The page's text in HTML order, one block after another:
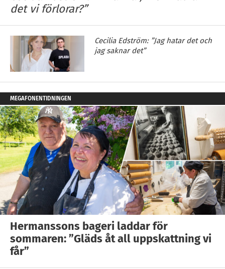
det vi förlorar?”
Cecilia Edström: ”Jag hatar det och
jag saknar det”
MEGAFONENTIDNINGEN
Hermanssons bageri laddar för
sommaren: ”Gläds åt all uppskattning vi
får”